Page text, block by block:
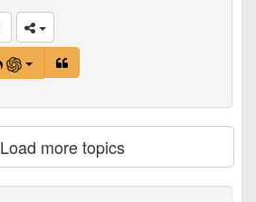
Load more topics